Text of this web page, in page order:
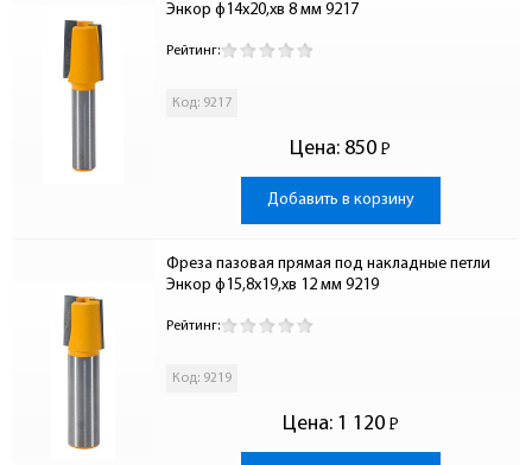
Энкор ф14х20,хв 8 мм 9217
Рейтинг:
Код: 9217
Цена: 850 Р
-
Добавить в корзину
Фреза пазовая прямая под накладные петли
Энкор ф15,8х19,хв 12 мм 9219
Рейтинг:
Код: 9219
Цена: 1 120 Р
-